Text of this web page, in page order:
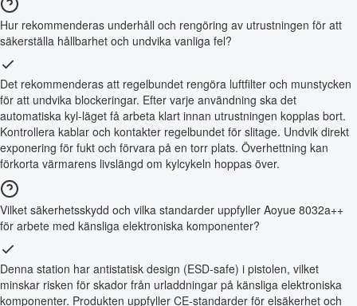
Hur rekommenderas underhåll och rengöring av utrustningen för att
säkerställa hållbarhet och undvika vanliga fel?
Det rekommenderas att regelbundet rengöra luftfilter och munstycken
för att undvika blockeringar. Efter varje användning ska det
automatiska kyl-läget få arbeta klart innan utrustningen kopplas bort.
Kontrollera kablar och kontakter regelbundet för slitage. Undvik direkt
exponering för fukt och förvara på en torr plats. Överhettning kan
förkorta värmarens livslängd om kylcykeln hoppas över.
Vilket säkerhetsskydd och vilka standarder uppfyller Aoyue 8032a++
för arbete med känsliga elektroniska komponenter?
Denna station har antistatisk design (ESD-safe) i pistolen, vilket
minskar risken för skador från urladdningar på känsliga elektroniska
komponenter. Produkten uppfyller CE-standarder för elsäkerhet och